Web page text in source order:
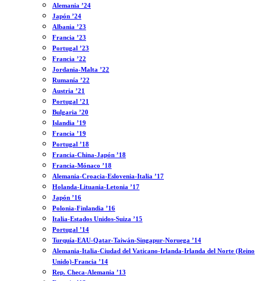
Alemania ’24
Japón ’24
Albania ’23
Francia ’23
Portugal ’23
Francia ’22
Jordania-Malta ’22
Rumanía ’22
Austria ’21
Portugal ’21
Bulgaria ’20
Islandia ’19
Francia ’19
Portugal ’18
Francia-China-Japón ’18
Francia-Mónaco ’18
Alemania-Croacia-Eslovenia-Italia ’17
Holanda-Lituania-Letonia ’17
Japón ’16
Polonia-Finlandia ’16
Italia-Estados Unidos-Suiza ’15
Portugal ’14
Turquía-EAU-Qatar-Taiwán-Singapur-Noruega ’14
Alemania-Italia-Ciudad del Vaticano-Irlanda-Irlanda del Norte (Reino
Unido)-Francia ’14
Rep. Checa-Alemania ’13